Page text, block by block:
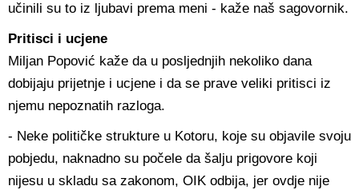
učinili su to iz ljubavi prema meni - kaže naš sagovornik.
Pritisci i ucjene
Miljan Popović kaže da u posljednjih nekoliko dana
dobijaju prijetnje i ucjene i da se prave veliki pritisci iz
njemu nepoznatih razloga.
- Neke političke strukture u Kotoru, koje su objavile svoju
pobjedu, naknadno su počele da šalju prigovore koji
nijesu u skladu sa zakonom, OIK odbija, jer ovdje nije